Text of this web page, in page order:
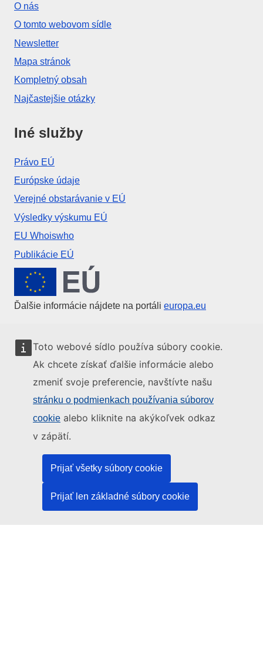
Toto webové sídlo používa súbory cookie.
Ak chcete získať ďalšie informácie alebo
zmeniť svoje preferencie, navštívte našu
stránku o podmienkach používania súborov
cookie alebo kliknite na akýkoľvek odkaz
v zápätí.
Prijať všetky súbory cookie
Prijať len základné súbory cookie
O nás
O tomto webovom sídle
Newsletter
Mapa stránok
Kompletný obsah
Najčastejšie otázky
Iné služby
Právo EÚ
Európske údaje
Verejné obstarávanie v EÚ
Výsledky výskumu EÚ
EU Whoiswho
Publikácie EÚ
Európska únia
Ďalšie informácie nájdete na portáli europa.eu
Kontaktujte EÚ
Sociálne médiá
Kanály EÚ na sociálnych médiách